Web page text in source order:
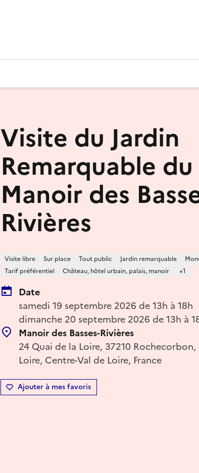
Visite du Jardin
Remarquable du
Manoir des
Rivières
Visite libre Sur place Tout public Jardin remarquable
Tarif préférentiel
Château, hôtel urbain, palais, manoir +1
Date
samedi 19 septembre 2026 de 13h à 18h
dimanche 20 septembre 2026 de 13h à
Manoir des Basses-Rivières
24 Quai de la Loire, 37210
Loire, Centre-Val de Loire, France
Ajouter à mes favoris